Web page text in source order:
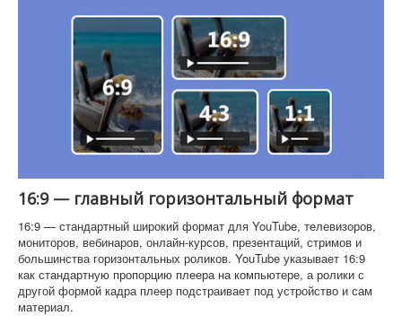
16:9 — главный горизонтальный формат
16:9 — стандартный широкий формат для YouTube, телевизоров,
мониторов, вебинаров, онлайн-курсов, презентаций, стримов и
большинства горизонтальных роликов. YouTube указывает 16:9
как стандартную пропорцию плеера на компьютере, а ролики с
другой формой кадра плеер подстраивает под устройство и сам
материал.